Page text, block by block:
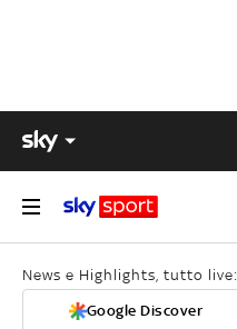
News e Highlights, tutto
Google Discover